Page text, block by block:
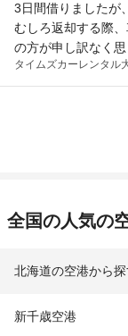
3日間借りましたが
むしろ返却する際
の方が申し訳なく
す。 次に借りる際
タイムズカーレンタル
全国の人気の
北海道の空港から探
新千歳空港